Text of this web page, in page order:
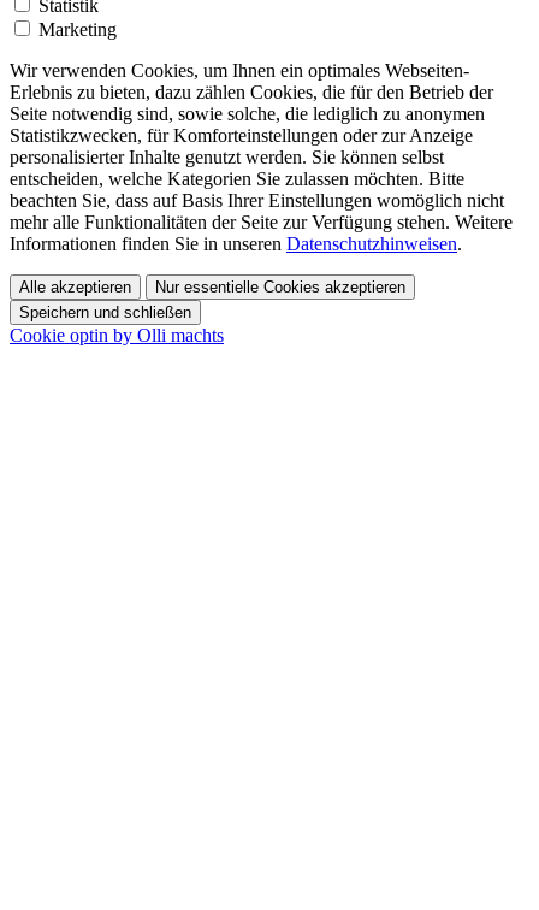
Statistik
Marketing
Wir verwenden Cookies, um Ihnen ein optimales Webseiten-
Erlebnis zu bieten, dazu zählen Cookies, die für den Betrieb der
Seite notwendig sind, sowie solche, die lediglich zu anonymen
Statistikzwecken, für Komforteinstellungen oder zur Anzeige
personalisierter Inhalte genutzt werden. Sie können selbst
entscheiden, welche Kategorien Sie zulassen möchten. Bitte
beachten Sie, dass auf Basis Ihrer Einstellungen womöglich nicht
mehr alle Funktionalitäten der Seite zur Verfügung stehen. Weitere
Informationen finden Sie in unseren Datenschutzhinweisen.
Alle akzeptieren
Nur essentielle Cookies akzeptieren
Speichern und schließen
Cookie optin by Olli machts